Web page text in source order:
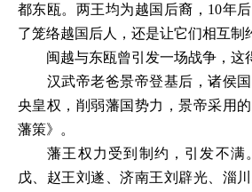
都东瓯。两王均为越国后裔， 10年
了笼络越国后人，还是让它们相互制
闽越与东瓯曾引发一场战争，这
汉武帝老爸景帝登基后，诸侯
央皇权，削弱藩国势力，景帝采用
藩策》。
藩王权力受到制约，引发不满
戊、赵王刘遂、济南王刘辟光、淄